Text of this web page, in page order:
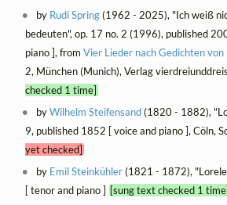
by Rudi Spring(1962 - 2025), "Ich weiß
bedeuten", op. 17 no. 2 (1996), published
piano ], from Vier Lieder nach Gedichten
2, München (Munich), Verlag
checked 1 time]
byWilhelm Steifensand(1820 - 1882),
9, published 1852 [ voice and piano ], Cöln,
yet checked]
by Emil Steinkühler(1821 - 1872),
[ tenor and piano ] [sung text checked 1 time]